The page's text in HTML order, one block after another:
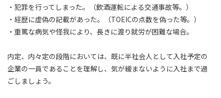
・犯罪を行ってしまった。（飲酒運転による交通事故等。）
・経歴に虚偽の記載があった。（TOEICの点数を偽った等。）
・重篤な病気や怪我により、長きに渡り就労が困難な場合。
内定、内々定の段階においては、既に半社会人として入社予定の
企業の一員である ことを理解し、気が緩まないように入社まで過
ごしましょう。